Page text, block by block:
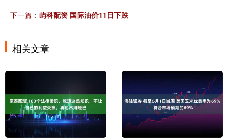
下一篇： 屿科配资 国际油价11日下跌
相关文章